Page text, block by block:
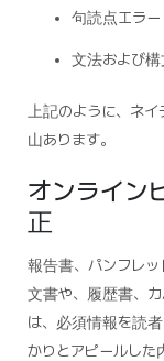
句読点エラー
文法および構
上記のように、ネ
山あります。
オンライン
正
報告書、パンフレッ
文書や、履歴書、
は、必須情報を読
かりとアピールした